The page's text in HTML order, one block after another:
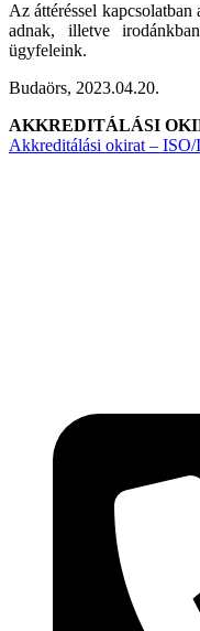
Az áttéréssel
adnak, illetve
ügyfeleink.
Budaörs, 2023.04.20.
AKKREDITÁLÁSI
Akkreditálási okirat –